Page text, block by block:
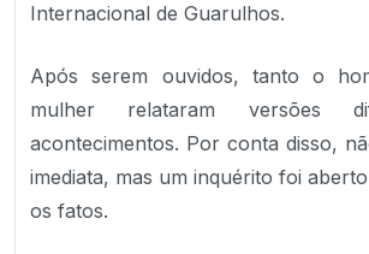
Internacional de Guarulhos.
Após serem ouvidos, tanto o
mulher relataram versões
acontecimentos. Por conta disso,
imediata, mas um inquérito foi
os fatos.